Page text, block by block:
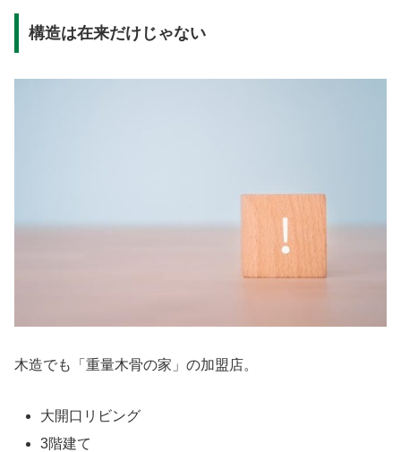
構造は在来だけじゃない
木造でも「重量木骨の家」の加盟店。
大開口リビング
3階建て